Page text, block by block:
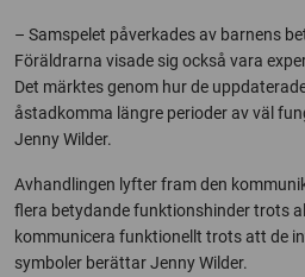
– Samspelet påverkades av barnens
Föräldrarna visade sig också vara
Det märktes genom hur de
åstadkomma längre perioder av väl
Jenny Wilder.
Avhandlingen lyfter fram den
flera betydande funktionshinder trots
kommunicera funktionellt trots att de
symboler berättar Jenny Wilder.